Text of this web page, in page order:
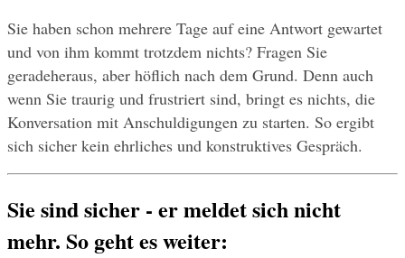
Sie haben schon mehrere Tage auf eine Antwort gewartet
und von ihm kommt trotzdem nichts? Fragen Sie
geradeheraus, aber höflich nach dem Grund. Denn auch
wenn Sie traurig und frustriert sind, bringt es nichts, die
Konversation mit Anschuldigungen zu starten. So ergibt
sich sicher kein ehrliches und konstruktives Gespräch.
Sie sind sicher - er meldet sich nicht
mehr. So geht es weiter: